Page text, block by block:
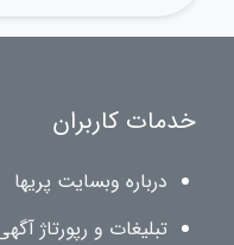
خدمات کاربران
درباره وبسایت پریها
تبلیغات و رپورتاژ